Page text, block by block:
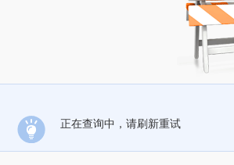
正在查询中，请刷新重试